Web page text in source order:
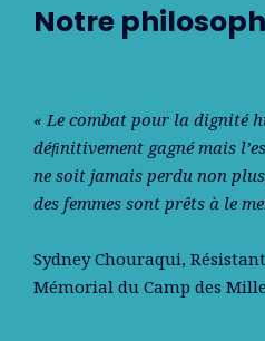
Notre
« Le combat pour la dignité
déﬁnitivement gagné mais
ne soit jamais perdu non
des femmes sont prêts à le
Sydney Chouraqui,
Mémorial du Camp des